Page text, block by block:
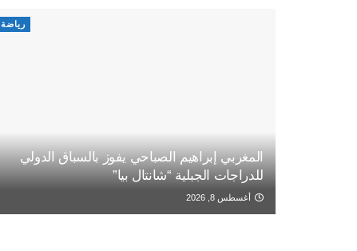
رياضة
المغربي إبراهيم الصباحي يفوز بالسباق الدولي
للدراجات الجبلية “شانتال بيا”
أغسطس 8, 2026